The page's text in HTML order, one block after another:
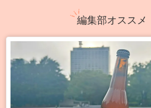
編集部オススメ